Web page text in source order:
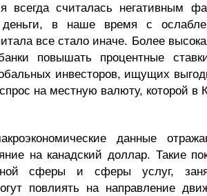
всегда считалась негативным
деньги, в наше время с
все стало иначе. Более
повышать процентные
инвесторов, ищущих
на местную валюту, которой в
данные
на канадский доллар. Такие
сферы и сферы услуг,
повлиять на направление